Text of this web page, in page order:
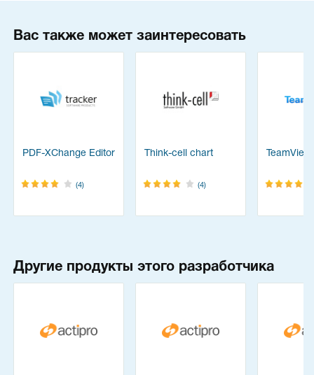
Вас также может заинтересовать
PDF-XChange Editor
(4)
Think-cell chart
(4)
Другие продукты этого разработчика